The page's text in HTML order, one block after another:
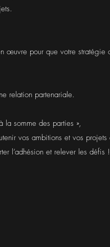
œuvre pour que votre stratégie
relation partenariale.
la somme des parties »,
vos ambitions et vos
l’adhésion et relever les défis !